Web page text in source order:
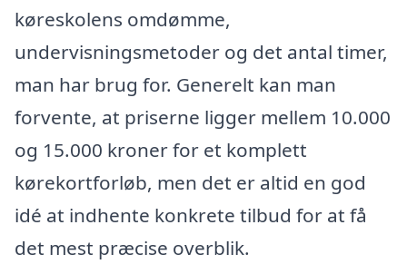
køreskolens omdømme,
undervisningsmetoder og det antal timer,
man har brug for. Generelt kan man
forvente, at priserne ligger mellem 10.000
og 15.000 kroner for et komplett
kørekortforløb, men det er altid en god
idé at indhente konkrete tilbud for at få
det mest præcise overblik.